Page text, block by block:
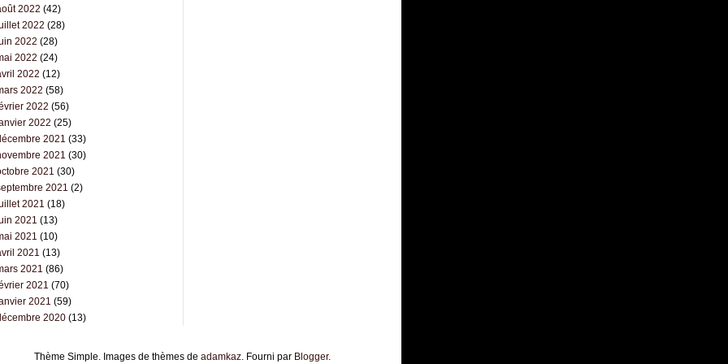
2022 (42)
2022 (28)
2022 (28)
2022 (24)
2022 (12)
2022 (58)
2022 (56)
2022 (25)
2021 (33)
2021 (30)
2021 (30)
2021 (2)
2021 (18)
2021 (13)
2021 (10)
2021 (13)
2021 (86)
2021 (70)
2021 (59)
2020(13)
Thème Simple. Images de thèmes de adamkaz. Fourni par Blogger.